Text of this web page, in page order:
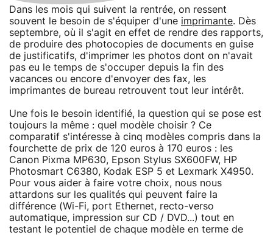
Dans les mois qui suivent la rentrée, on ressent
souvent le besoin de s'équiper d'une imprimante. Dès
septembre, où il s'agit en effet de rendre des rapports,
de produire des photocopies de documents en guise
de justificatifs, d'imprimer les photos dont on n'avait
pas eu le temps de s'occuper depuis la fin des
vacances ou encore d'envoyer des fax, les
imprimantes de bureau retrouvent tout leur intérêt.
Une fois le besoin identifié, la question qui se pose est
toujours la même : quel modèle choisir ? Ce
comparatif s'intéresse à cinq modèles compris dans la
fourchette de prix de 120 euros à 170 euros : les
Canon Pixma MP630, Epson Stylus SX600FW, HP
Photosmart C6380, Kodak ESP 5 et Lexmark X4950.
Pour vous aider à faire votre choix, nous nous
attardons sur les qualités qui peuvent faire la
différence (Wi-Fi, port Ethernet, recto-verso
automatique, impression sur CD / DVD...) tout en
testant le potentiel de chaque modèle en terme de